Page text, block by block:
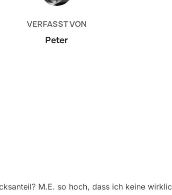
VERFASST VON
Peter
M.E. so hoch, dass ich keine